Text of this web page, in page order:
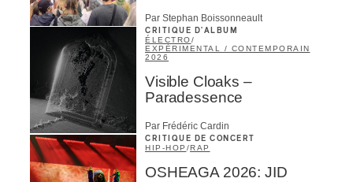
Par Stephan Boissonneault
CRITIQUE D'ALBUM
ÉLECTRO/
EXPÉRIMENTAL / CONTEMPORAIN
2026
Visible Cloaks –
Paradessence
Par Frédéric Cardin
CRITIQUE DE CONCERT
HIP-HOP /RAP
OSHEAGA 2026: JID